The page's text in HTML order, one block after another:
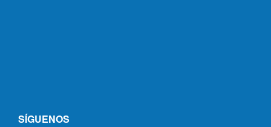
SÍGUENOS